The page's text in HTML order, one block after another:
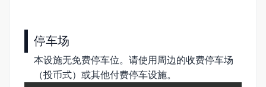
停车场
本设施无免费停车位。请使用周边的收费停车场
（投币式）或其他付费停车设施。